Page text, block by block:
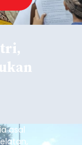
asal